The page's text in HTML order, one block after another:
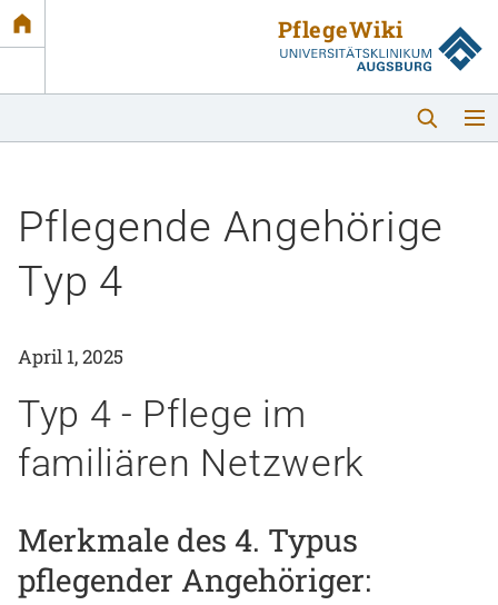
Link
Startseite
Startseite
Themen
Podcast
Praktikafinder
Autor:in werden
Pflegende Angehörige
Typ 4
April 1, 2025
Typ 4 - Pflege im
familiären Netzwerk
Merkmale des 4. Typus
pflegender Angehöriger: